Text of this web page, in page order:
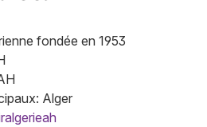
fondée en 1953
Alger